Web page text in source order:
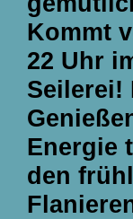
Kommt
22 Uhr
Seilerei!
Energie
den